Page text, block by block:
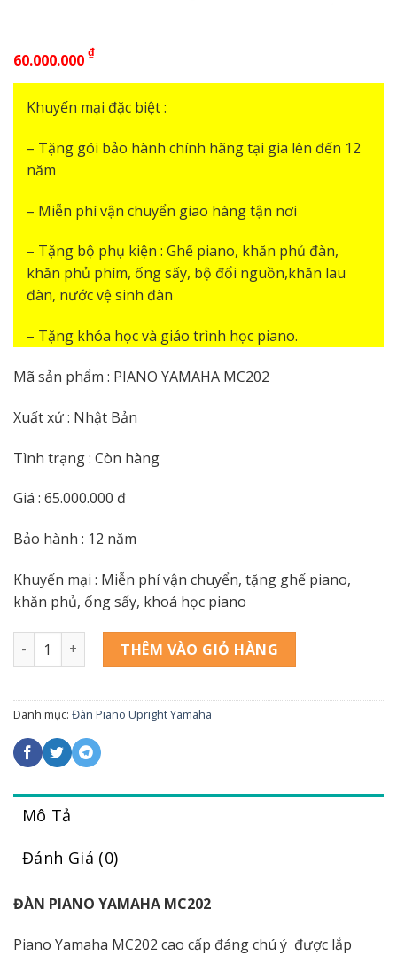
60.000.000 ₫
Khuyến mại đặc biệt :
– Tặng gói bảo hành chính hãng tại gia lên đến 12
năm
– Miễn phí vận chuyển giao hàng tận nơi
– Tặng bộ phụ kiện : Ghế piano, khăn phủ đàn,
khăn phủ phím, ống sấy, bộ đổi nguồn,khăn lau
đàn, nước vệ sinh đàn
– Tặng khóa học và giáo trình học piano.
Mã sản phẩm : PIANO YAMAHA MC202
Xuất xứ : Nhật Bản
Tình trạng : Còn hàng
Giá : 65.000.000 đ
Bảo hành : 12 năm
Khuyến mại : Miễn phí vận chuyển, tặng ghế piano,
khăn phủ, ống sấy, khoá học piano
PIANO YAMAHA MC202 số lượng
THÊM VÀO GIỎ HÀNG
Danh mục: Đàn Piano Upright Yamaha
Mô Tả
Đánh Giá (0)
ĐÀN PIANO YAMAHA MC202
Piano Yamaha MC202 cao cấp đáng chú ý được lắp